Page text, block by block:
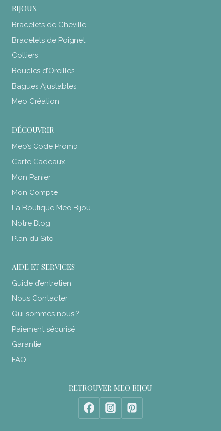
BIJOUX
Bracelets de Cheville
Bracelets de Poignet
Colliers
Boucles d’Oreilles
Bagues Ajustables
Meo Création
DÉCOUVRIR
Meo’s Code Promo
Carte Cadeaux
Mon Panier
Mon Compte
La Boutique Meo Bijou
Notre Blog
Plan du Site
AIDE ET SERVICES
Guide d’entretien
Nous Contacter
Qui sommes nous ?
Paiement sécurisé
Garantie
FAQ
RETROUVER MEO BIJOU